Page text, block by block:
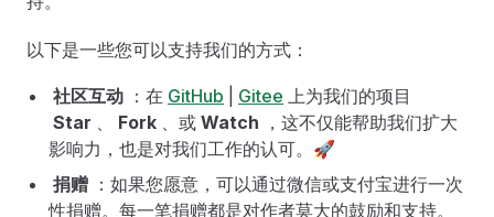
以下是一些您可以支持我们的方式：
社区互动 ：在 GitHub Gitee 上为我们的项目
Star 、 Fork 、或 Watch ，这不仅能帮助我们扩大
影响力，也是对我们工作的认可。🚀
捐赠 ：如果您愿意，可以通过微信或支付宝进行一次
性捐赠。每一笔捐赠都是对作者莫大的鼓励和支持。